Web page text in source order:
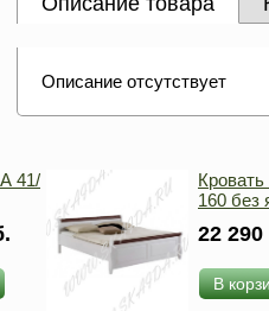
Описание отсутствует
41/
160 без
22
В